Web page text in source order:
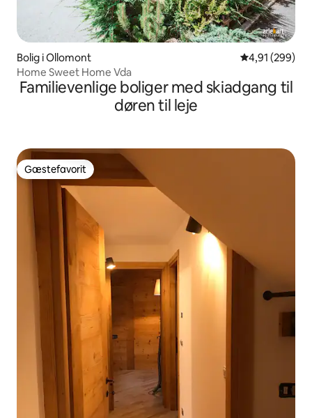
Bolig i Ollomont 4,91 ud af 5 i
4,91 (299)
Home Sweet Home Vda
Familievenlige boliger med skiadgang til
døren til leje
Gæstefavorit
Gæstefavorit